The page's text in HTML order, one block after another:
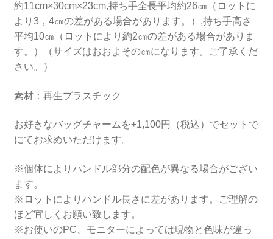
（ロ
ン
ボ）
個
約11cm×30cm×23cm,持ち手全長平均約26㎝（ロットに
より3，4㎝の差がある場合があります。）,持ち手高さ
平均10㎝（ロットにより約2㎝の差がある場合がありま
す。）（サイズはおおよその㎝になります。ご了承くだ
さい。）
素材：再生プラスチック
お好きなバッグチャームを+1,100円（税込）でセットで
にてお求めいただけます。
※個体によりハンドル部分の配色が異なる場合がござい
ます。
※ロットによりハンドル長さに差があります。ご理解の
ほど宜しくお願い致します。
※お使いのPC、モニターによっては現物と色味が違っ